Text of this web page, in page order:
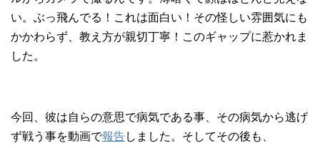
い。ぶっ飛んでる！これは面白い！その怪しい雰囲気にも
かかわらず、教え方が親切丁寧！このギャップに惹かれま
した。
今回、彼は自らの意思で病気である事、その病気から逃げ
ず戦う事を動画で報告しました。そしてその後も、